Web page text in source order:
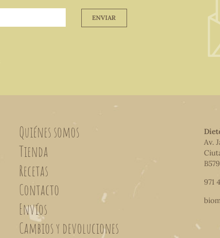
ENVIAR
Quiénes somos
Tienda
Recetas
Contacto
Envíos
Cambios y devoluciones
Av.
971